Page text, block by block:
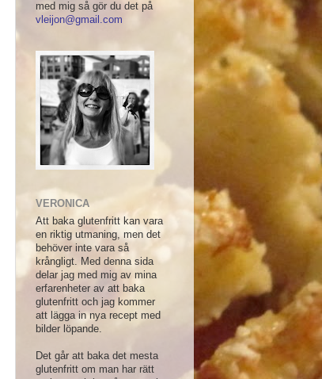
med mig så gör du det på
vleijon@gmail.com
VERONICA
Att baka glutenfritt kan vara
en riktig utmaning, men det
behöver inte vara så
krångligt. Med denna sida
delar jag med mig av mina
erfarenheter av att baka
glutenfritt och jag kommer
att lägga in nya recept med
bilder löpande.
Det går att baka det mesta
glutenfritt om man har rätt